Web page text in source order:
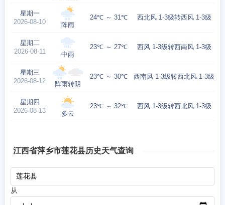
星期一
2026-08-10
阵雨
24℃ ～ 31℃ 西北风 1-3级转西风 1-3级
星期二
2026-08-11
中雨
23℃ ～ 27℃ 西风 1-3级转西南风 1-3级
星期三
2026-08-12
阵雨转阴
23℃ ～ 30℃ 西南风 1-3级转西北风 1-3级
星期四
2026-08-13
多云
23℃ ～ 32℃ 西风 1-3级转西北风 1-3级
江西省萍乡市莲花县历史天气查询
从